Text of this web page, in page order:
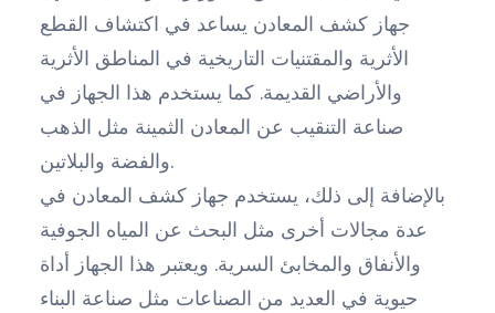
جهاز كشف المعادن يساعد في اكتشاف القطع
الأثرية والمقتنيات التاريخية في المناطق الأثرية
والأراضي القديمة. كما يستخدم هذا الجهاز في
صناعة التنقيب عن المعادن الثمينة مثل الذهب
والفضة والبلاتين.
بالإضافة إلى ذلك، يستخدم جهاز كشف المعادن في
عدة مجالات أخرى مثل البحث عن المياه الجوفية
والأنفاق والمخابئ السرية. ويعتبر هذا الجهاز أداة
حيوية في العديد من الصناعات مثل صناعة البناء